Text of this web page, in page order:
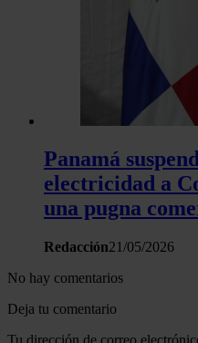
Panamá
electricidad a
una pugna
Redacción21/05/2026
No hay comentarios
Deja tu comentario